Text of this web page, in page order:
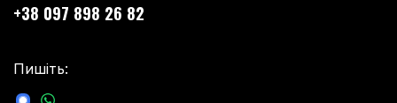
+38 097 898 26 82
Пишіть: